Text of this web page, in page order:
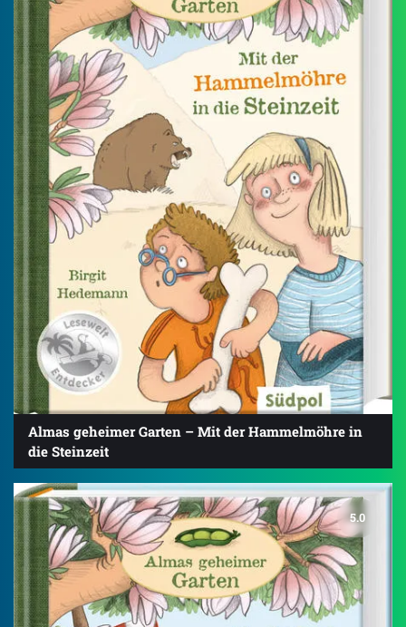
Almas geheimer Garten – Mit der Hammelmöhre in
die Steinzeit
5.0